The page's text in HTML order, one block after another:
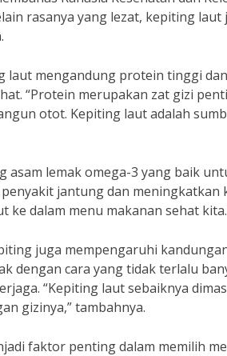
rasanya yang lezat, kepiting
laut mengandung protein tinggi
“Protein merupakan zat gizi
otot. Kepiting laut adalah
lemak omega-3 yang baik
jantung dan meningkatkan
ke dalam menu makanan sehat kita.
juga mempengaruhi
dengan cara yang tidak terlalu
“Kepiting laut sebaiknya
gizinya,” tambahnya.
faktor penting dalam memilih